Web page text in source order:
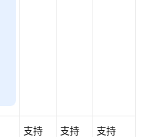
支持 支持 支持